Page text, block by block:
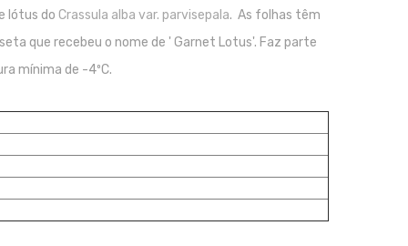
lótus do Crassula alba var. parvisepala. As folhas têm
que recebeu o nome de ' Garnet Lotus'. Faz parte
mínima de -4ºC.